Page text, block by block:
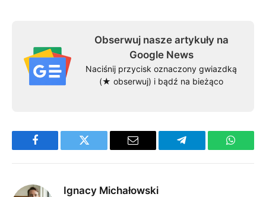
Obserwuj nasze artykuły na
Google News
Naciśnij przycisk oznaczony gwiazdką
(★ obserwuj) i bądź na bieżąco
Facebook Twitter Email Telegram
Ignacy Michałowski